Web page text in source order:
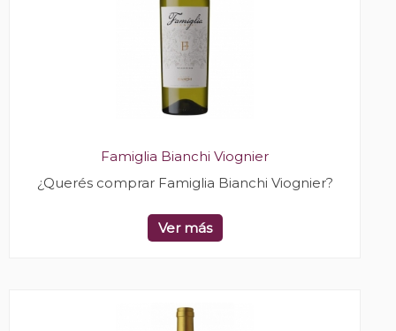
Famiglia Bianchi Viognier
¿Querés comprar Famiglia Bianchi Viognier?
Ver más